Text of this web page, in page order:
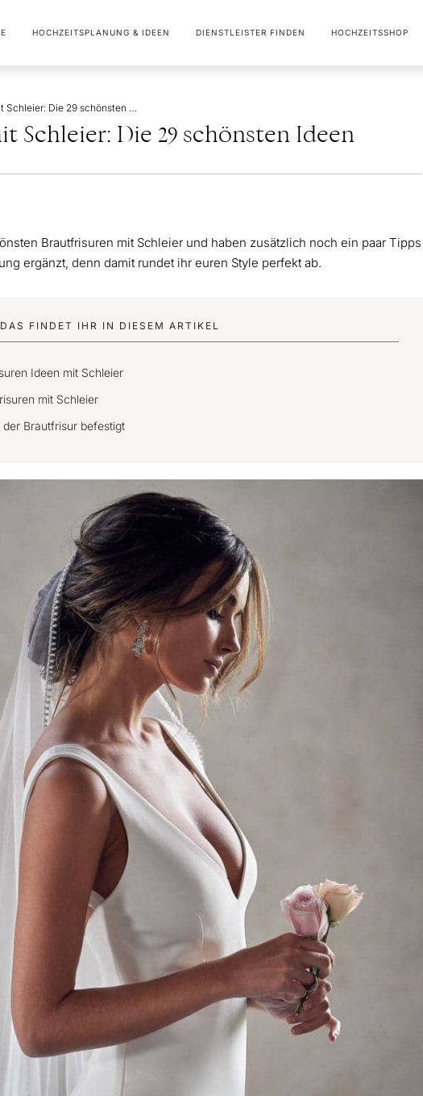
HOCHZEITSPLANUNG & IDEEN DIENSTLEISTER FINDEN HOCHZEITSSHOP
Brautfrisuren mit Schleier: Die 29 schönsten Ideen
Schleier: Die 29 schönsten Ideen
Brautfrisuren mit Schleier und haben zusätzlich noch ein paar Tipps
ergänzt, denn damit rundet ihr euren Style perfekt ab.
FINDET IHR IN DIESEM ARTIKEL
Ideen mit Schleier
mit Schleier
Brautfrisur befestigt